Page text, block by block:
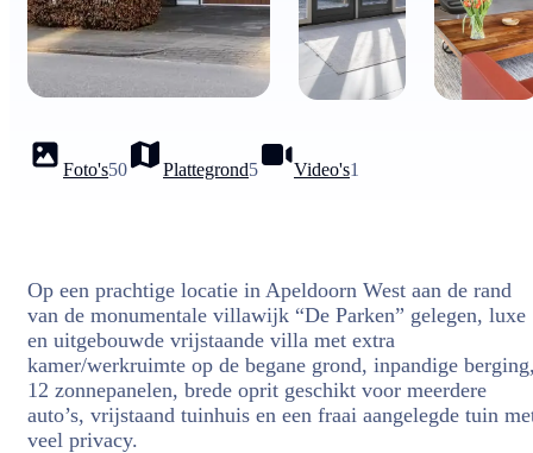
Foto's50 Plattegrond5 Video's1
Op een prachtige locatie in Apeldoorn West aan de rand
van de monumentale villawijk “De Parken” gelegen, luxe
en uitgebouwde vrijstaande villa met extra
kamer/werkruimte op de begane grond, inpandige
12 zonnepanelen, brede oprit geschikt voor meerdere
auto’s, vrijstaand tuinhuis en een fraai aangelegde tuin
veel privacy.